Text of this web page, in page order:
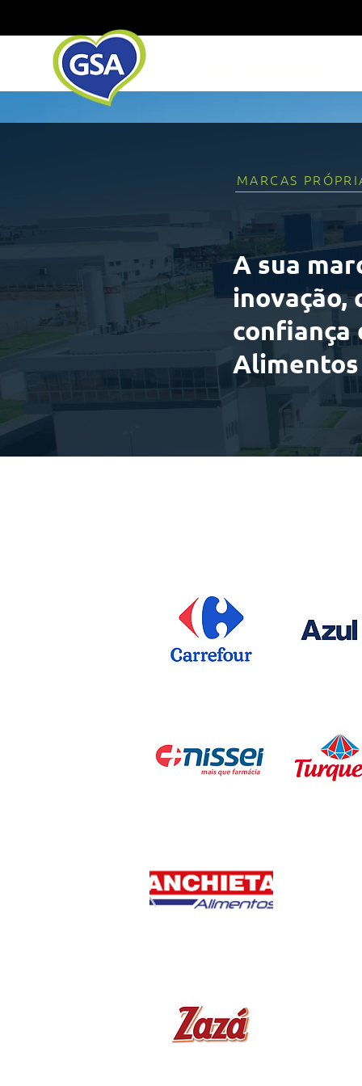
MARCAS
A sua
inovação,
confiança
Alimentos